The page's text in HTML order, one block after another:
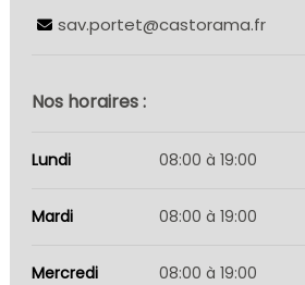
sav.portet@castorama.fr
Nos horaires :
Lundi 08:00 à 19:00
Mardi 08:00 à 19:00
Mercredi 08:00 à 19:00